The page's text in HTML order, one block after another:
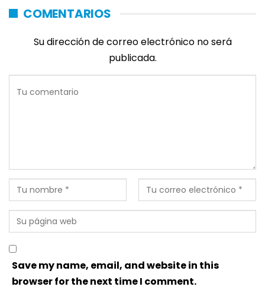
COMENTARIOS
Su dirección de correo electrónico no será
publicada.
Save my name, email, and website in this
browser for the next time I comment.